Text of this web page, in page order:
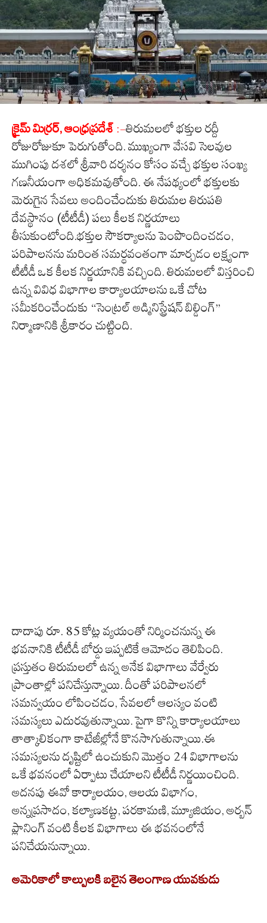
క్రైమ్ మిర్రర్, ఆంధ్రప్రదేశ్ :-తిరుమలలో భక్తుల రద్దీ
రోజురోజుకూ పెరుగుతోంది. ముఖ్యంగా వేసవి సెలవుల
ముగింపు దశలో శ్రీవారి దర్శనం కోసం వచ్చే భక్తుల సంఖ్య
గణనీయంగా అధికమవుతోంది. ఈ నేపథ్యంలో భక్తులకు
మెరుగైన సేవలు అందించేందుకు తిరుమల తిరుపతి
దేవస్థానం (టీటీడీ) పలు కీలక నిర్ణయాలు
తీసుకుంటోంది.భక్తుల సౌకర్యాలను పెంపొందించడం,
పరిపాలనను మరింత సమర్థవంతంగా మార్చడం లక్ష్యంగా
టీటీడీ ఒక కీలక నిర్ణయానికి వచ్చింది. తిరుమలలో విస్తరించి
ఉన్న వివిధ విభాగాల కార్యాలయాలను ఒకే చోట
సమీకరించేందుకు “సెంట్రల్ అడ్మినిస్ట్రేషన్ బిల్డింగ్”
నిర్మాణానికి శ్రీకారం చుట్టింది.
దాదాపు రూ. 85 కోట్ల వ్యయంతో నిర్మించనున్న ఈ
భవనానికి టీటీడీ బోర్డు ఇప్పటికే ఆమోదం తెలిపింది.
ప్రస్తుతం తిరుమలలో ఉన్న అనేక విభాగాలు వేర్వేరు
ప్రాంతాల్లో పనిచేస్తున్నాయి. దీంతో పరిపాలనలో
సమన్వయం లోపించడం, సేవలలో ఆలస్యం వంటి
సమస్యలు ఎదురవుతున్నాయి. పైగా కొన్ని కార్యాలయాలు
తాత్కాలికంగా కాటేజీల్లోనే కొనసాగుతున్నాయి.ఈ
సమస్యలను దృష్టిలో ఉంచుకుని మొత్తం 24 విభాగాలను
ఒకే భవనంలో ఏర్పాటు చేయాలని టీటీడీ నిర్ణయించింది.
అదనపు ఈవో కార్యాలయం, ఆలయ విభాగం,
అన్నప్రసాదం, కల్యాణకట్ట, పరకామణి, మ్యూజియం, అర్బన్
ప్లానింగ్ వంటి కీలక విభాగాలు ఈ భవనంలోనే
పనిచేయనున్నాయి.
అమెరికాలో కాల్పులకి బలైన తెలంగాణ యువకుడు